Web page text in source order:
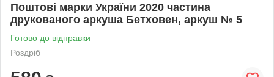
Поштові марки України 2020 частина
друкованого аркуша Бетховен, аркуш № 5
Готово до відправки
Роздріб